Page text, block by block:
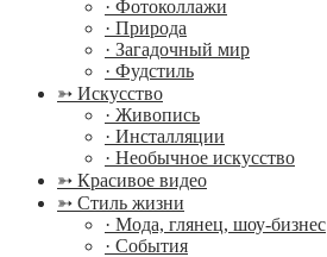
· Фотоколлажи
· Природа
· Загадочный мир
· Фудстиль
➳ Искусство
· Живопись
· Инсталляции
· Необычное искусство
➳ Красивое видео
➳ Стиль жизни
· Мода, глянец, шоу-бизнес
· События